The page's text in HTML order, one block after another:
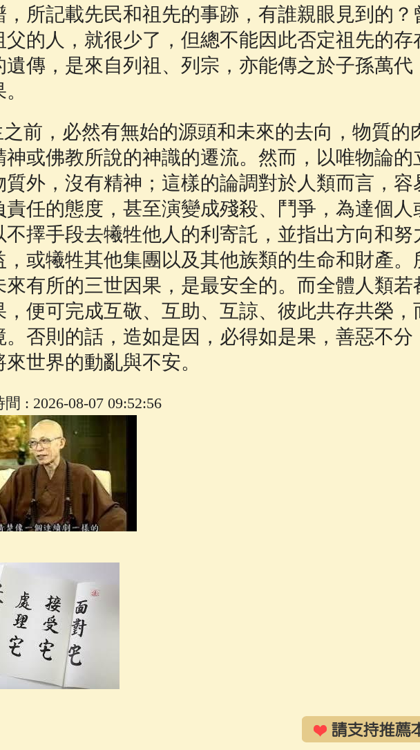
，所記載先民和祖先的事跡，有誰親眼見到的？
父的人，就很少了，但總不能因此否定祖先的存
遺傳，是來自列祖、列宗，亦能傳之於子孫萬代
前，必然有無始的源頭和未來的去向，物質的
神或佛教所說的神識的遷流。然而，以唯物論的
質外，沒有精神；這樣的論調對於人類而言，容
責任的態度，甚至演變成殘殺、鬥爭，為達個人
不擇手段去犧牲他人的利寄託，並指出方向和努
，或犧牲其他集團以及其他族類的生命和財產。
來有所的三世因果，是最安全的。而全體人類若
，便可完成互敬、互助、互諒、彼此共存共榮，
。否則的話，造如是因，必得如是果，善惡不分
世界的動亂與不安。
: 2026-08-07 09:52:56